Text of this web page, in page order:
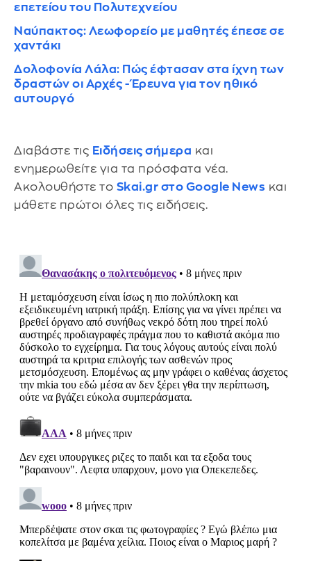
επετείου του Πολυτεχνείου
Ναύπακτος: Λεωφορείο με μαθητές έπεσε σε
χαντάκι
Δολοφονία Λάλα: Πώς έφτασαν στα ίχνη των
δραστών οι Αρχές - Έρευνα για τον ηθικό
αυτουργό
Διαβάστε τις Ειδήσεις σήμερα και
ενημερωθείτε για τα πρόσφατα νέα.
Ακολουθήστε το Skai.gr στο Google News και
μάθετε πρώτοι όλες τις ειδήσεις.